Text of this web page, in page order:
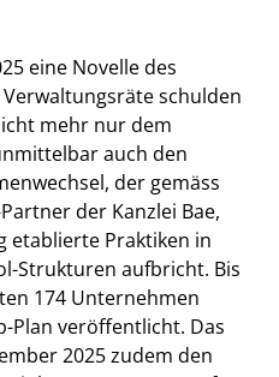
eine Novelle des
schulden
mehr nur dem
auch den
der gemäss
der Kanzlei Bae,
etablierte Praktiken in
Strukturen aufbricht. Bis
174 Unternehmen
Plan veröffentlicht. Das
2025 zudem den